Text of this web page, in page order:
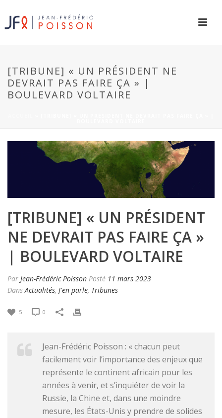
[TRIBUNE] « UN PRÉSIDENT NE
DEVRAIT PAS FAIRE ÇA » |
BOULEVARD VOLTAIRE
[TRIBUNE] « UN PRÉSIDENT
NE DEVRAIT PAS FAIRE ÇA »
| BOULEVARD VOLTAIRE
Par Jean-Frédéric Poisson Posté 11 mars 2023
DansActualités, J'en parle, Tribunes
5 0
Jean-Frédéric Poisson : « chacun peut
facilement voir l’importance des enjeux que
représente le continent africain pour les
années à venir, et s’inquiéter de voir la
Russie, la Chine et, dans une moindre
mesure, les États-Unis y prendre de solides